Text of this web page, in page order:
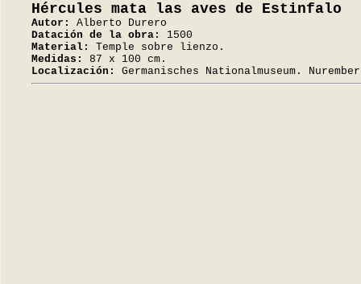
Hércules mata las aves de Estinfalo
Autor:
Alberto Durero
Datación de la obra:
1500
Material:
Temple sobre lienzo.
Medidas:
87 x 100 cm.
Localización:
Germanisches Nationalmuseum.